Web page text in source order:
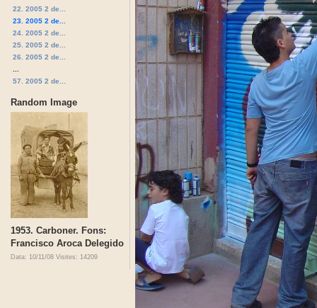
22. 2005 2 de...
23. 2005 2 de...
24. 2005 2 de...
25. 2005 2 de...
26. 2005 2 de...
57. 2005 2 de...
Random Image
1953. Carboner. Fons:
Francisco Aroca Delegido
Data: 10/11/08 Visites: 14209